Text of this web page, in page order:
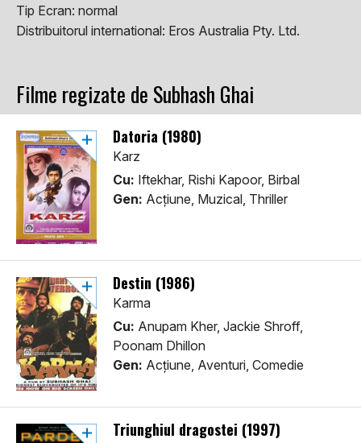
Tip Ecran: normal
Distribuitorul international: Eros Australia Pty. Ltd.
Filme regizate de Subhash Ghai
Datoria (1980)
Karz
Cu: Iftekhar, Rishi Kapoor, Birbal
Gen: Acţiune, Muzical, Thriller
Destin (1986)
Karma
Cu: Anupam Kher, Jackie Shroff,
Poonam Dhillon
Gen: Acţiune, Aventuri, Comedie
Triunghiul dragostei (1997)